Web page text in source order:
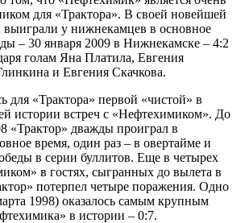
для «Трактора». В своей новейшей
у нижнекамцев в основное
– 30 января 2009 в Нижнекамске – 4:2
голам Яна Платила, Евгения
и Евгения Скачкова.
для «Трактора» первой «чистой» в
истории встреч с «Нефтехимиком». До
«Трактор» дважды проиграл в
время, один раз – в овертайме и
в серии буллитов. Еще в четырех
в гостях, сыгранных до вылета в
потерпел четыре поражения. Одно
1998) оказалось самым крупным
в истории – 0:7.